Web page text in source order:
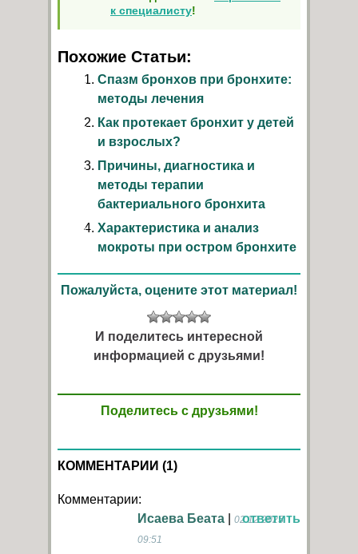
к специалисту!
Похожие Статьи:
Спазм бронхов при бронхите:
методы лечения
Как протекает бронхит у детей
и взрослых?
Причины, диагностика и
методы терапии
бактериального бронхита
Характеристика и анализ
мокроты при остром бронхите
Пожалуйста, оцените этот материал!
И поделитесь интересной
информацией с друзьями!
Поделитесь с друзьями!
КОММЕНТАРИИ (1)
Комментарии:
Исаева Беата
02.12.2025
09:51
ответить